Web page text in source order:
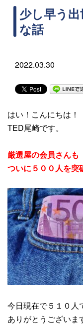
少し早う
な話
2022.03.30
はい！こんにちは！
TED尾崎です。
厳選屋の会員さんも
ついに５００人を突
今日現在で５１０人
ありがとうございま